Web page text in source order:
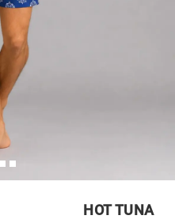
HOT TUNA